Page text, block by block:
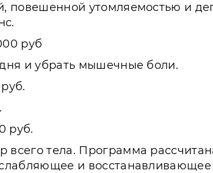
повешенной утомляемостью и
руб
и убрать мышечные боли.
руб.
тела. Программа
и